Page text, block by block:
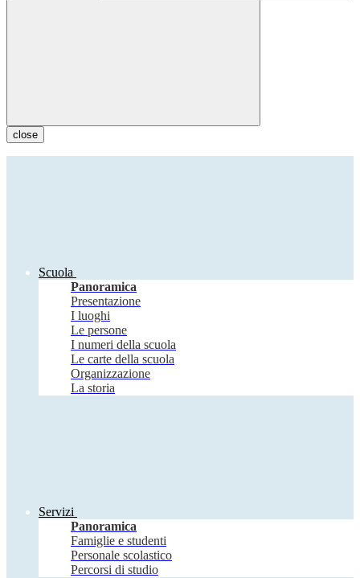
close
Scuola
Panoramica
Presentazione
I luoghi
Le persone
I numeri della scuola
Le carte della scuola
Organizzazione
La storia
Servizi
Panoramica
Famiglie e studenti
Personale scolastico
Percorsi di studio